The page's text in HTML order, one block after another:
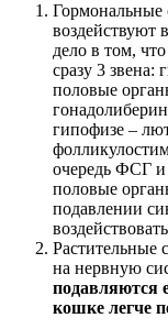
Гормональные
воздействуют
дело в том,
сразу 3 звена:
половые
гипофизе –
очередь ФСГ и
половые
подавлении
Растительные
на нервную
подавляются
кошке легче